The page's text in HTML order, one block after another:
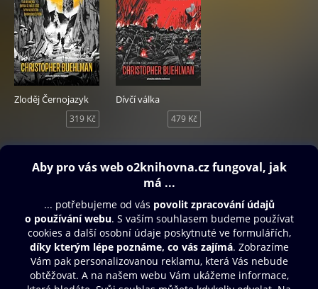
Zloděj Černojazyk
319 Kč
Dívčí válka
479 Kč
Obsah ke stažení
Další zábava
© O2 Czech Republic a.s.